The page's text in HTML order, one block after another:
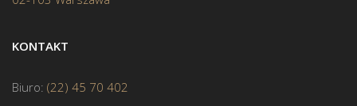
KONTAKT
Biuro: (22) 45 70 402